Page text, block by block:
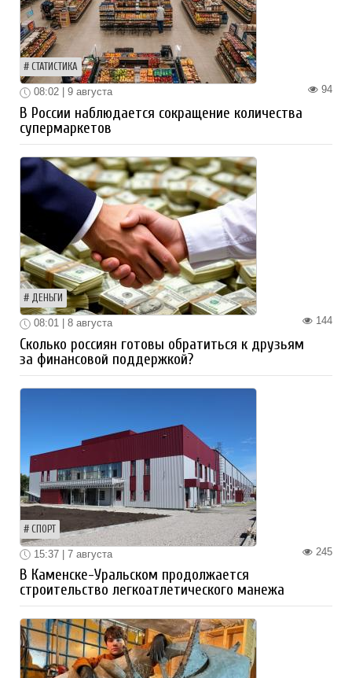
СТАТИСТИКА
94
08:02 | 9 августа
В России наблюдается сокращение количества
супермаркетов
ДЕНЬГИ
144
08:01 | 8 августа
Сколько россиян готовы обратиться к друзьям
за финансовой поддержкой?
СПОРТ
245
15:37 | 7 августа
В Каменске-Уральском продолжается
строительство легкоатлетического манежа